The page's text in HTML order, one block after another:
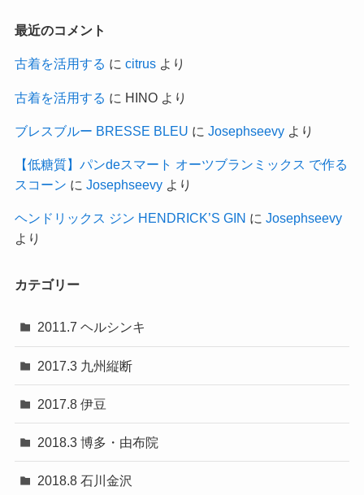
最近のコメント
古着を活用する に citrusより
古着を活用する に HINOより
ブレスブルー BRESSE BLEU に Josephseevyより
【低糖質】パンdeスマート オーツブランミックス で作る
スコーン に Josephseevyより
ヘンドリックス ジン HENDRICK’S GIN に Josephseevy
より
カテゴリー
2011.7 ヘルシンキ
2017.3 九州縦断
2017.8 伊豆
2018.3 博多・由布院
2018.8 石川金沢